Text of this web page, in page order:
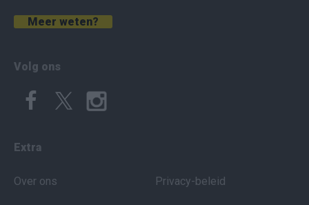
Meer weten?
Volg ons
Extra
Over ons Privacy-beleid